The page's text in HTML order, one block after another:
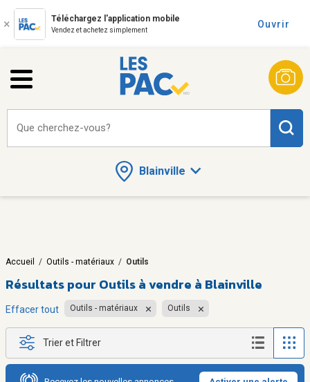
Téléchargez l'application mobile
Vendez et achetez simplement
Ouvrir
Blainville
Que cherchez-vous?
Accueil / Outils - matériaux / Outils
Résultats pour Outils à vendre à Blainville
Effacer tout Outils - matériaux Outils
Trier et Filtrer